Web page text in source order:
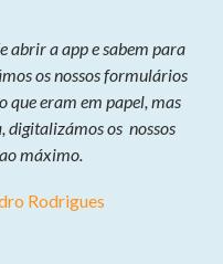
abrir a app e sabem para
os nossos formulários
que eram em papel, mas
digitalizámos os nossos
máximo.
Rodrigues